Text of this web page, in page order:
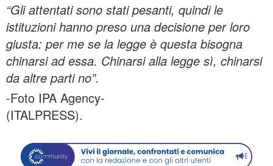
“Gli attentati sono stati pesanti, quindi le
istituzioni hanno preso una decisione per loro
giusta: per me se la legge è questa bisogna
chinarsi ad essa. Chinarsi alla legge sì, chinarsi
da altre parti no”.
-Foto IPA Agency-
(ITALPRESS).